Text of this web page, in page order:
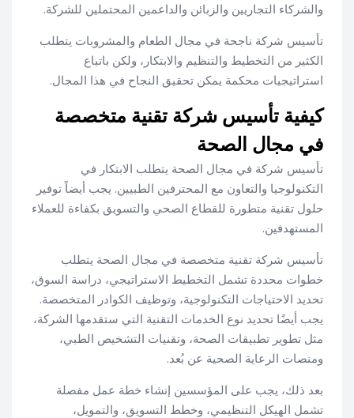
والشركاء التجاريين والزبائن والداعمين المحتملين للشركة.
تأسيس شركة ناجحة في مجال الطعام والمشروبات يتطلب
الكثير من التخطيط والتنظيم والابتكار، ولكن باتباع
استراتيجيات محكمة يمكن تحقيق النجاح في هذا المجال.
كيفية تأسيس شركة تقنية متخصصة
في مجال الصحة
تأسيس شركة في مجال الصحة يتطلب الابتكار في
التكنولوجيا والتعاون مع المحترفين الطبيين. يجب أيضاً توفير
حلول تقنية متطورة للقطاع الصحي والتسويق بكفاءة للعملاء
المستهدفين.
تأسيس شركة تقنية متخصصة في مجال الصحة يتطلب
خطوات محددة تشمل التخطيط الاستراتيجي، دراسة السوق،
تحديد الاحتياجات التكنولوجية، وتوظيف الكوادر المتخصصة.
يجب أيضًا تحديد نوع الخدمات التقنية التي ستقدمها الشركة،
مثل تطوير تطبيقات الصحة، وتقنيات التشخيص الطبي،
ومنصات الرعاية الصحية عن بُعد.
بعد ذلك، يجب على المؤسسين إنشاء خطة عمل مفصلة
تشمل الهيكل التنظيمي، وخطط التسويق، والتمويل،